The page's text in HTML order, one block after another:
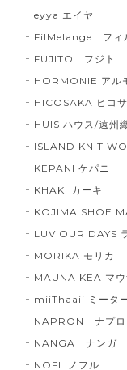
eyya エイヤ
FilMelange フィ
FUJITO フジト
HORMONIE アル
HICOSAKA ヒコ
HUIS ハウス/遠州
ISLAND KNIT
KEPANI ケパニ
KHAKI カーキ
KOJIMA SHOE
LUV OUR DAYS
MORIKA モリカ
MAUNA KEA マウ
miiThaaii ミータ
NAPRON ナプロ
NANGA ナンガ
NOFL ノフル